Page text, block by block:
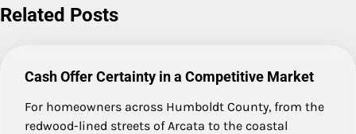
Related Posts
Cash Offer Certainty in a Competitive Market
For homeowners across Humboldt County, from the
redwood-lined streets of Arcata to the coastal